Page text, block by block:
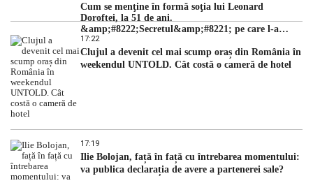
Cum se menţine în formă soţia lui Leonard
Doroftei, la 51 de ani.
&amp;#8222;Secretul&amp;#8221; pe care l-a
dezvăluit
17:22
Clujul a devenit cel mai scump oraș din România în
weekendul UNTOLD. Cât costă o cameră de hotel
17:19
Ilie Bolojan, față în față cu întrebarea momentului:
va publica declarația de avere a partenerei sale?